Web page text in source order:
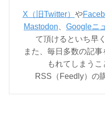
X（旧Twitter） や
Mastodon
Googleニ
て頂けるといち早
また、毎日多数の記
もれてしまうこ
RSS（Feedly）の